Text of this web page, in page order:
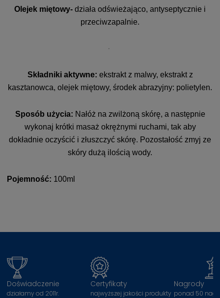
Olejek miętowy- działa odświeżająco, antyseptycznie i
przeciwzapalnie.
Składniki aktywne: ekstrakt z malwy, ekstrakt z
kasztanowca, olejek miętowy, środek abrazyjny: polietylen.
Sposób użycia: Nałóż na zwilżoną skórę, a następnie
wykonaj krótki masaż okrężnymi ruchami, tak aby
dokładnie oczyścić i złuszczyć skórę. Pozostałość zmyj ze
skóry dużą ilością wody.
Pojemność: 100ml
Doświadczenie
działamy od 2011r.
Certyfikaty
najwyższej jakości produkty
Nagrody
ponad 50